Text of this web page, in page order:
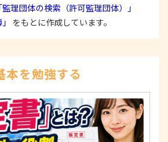
等に対する適正な対応について
び相談があった場合には、適切
または利用もしくは提供の停止等
、適法かつ遅滞なく応じます。
範の遵守について
護の実現のため、個人情報の取扱
国が定める指針およびその他の規
「監理団体の検索（許可監理団体）」
をもとに作成しています。
本を勉強する